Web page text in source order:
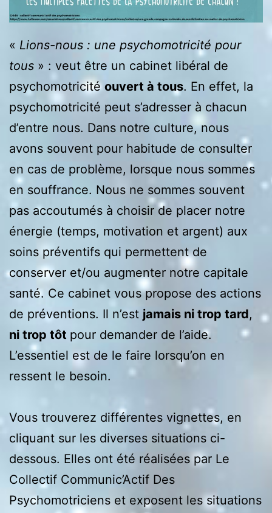
« Lions-nous : une psychomotricité pour
tous » : veut être un cabinet libéral de
psychomotricité ouvert à tous. En effet, la
psychomotricité peut s’adresser à chacun
d’entre nous. Dans notre culture, nous
avons souvent pour habitude de consulter
en cas de problème, lorsque nous sommes
en souffrance. Nous ne sommes souvent
pas accoutumés à choisir de placer notre
énergie (temps, motivation et argent) aux
soins préventifs qui permettent de
conserver et/ou augmenter notre capitale
santé. Ce cabinet vous propose des actions
de préventions. Il n’est jamais ni trop tard,
ni trop tôt pour demander de l’aide.
L’essentiel est de le faire lorsqu’on en
ressent le besoin.
Vous trouverez différentes vignettes, en
cliquant sur les diverses situations ci-
dessous. Elles ont été réalisées par Le
Collectif Communic’Actif Des
Psychomotriciens et exposent les situations